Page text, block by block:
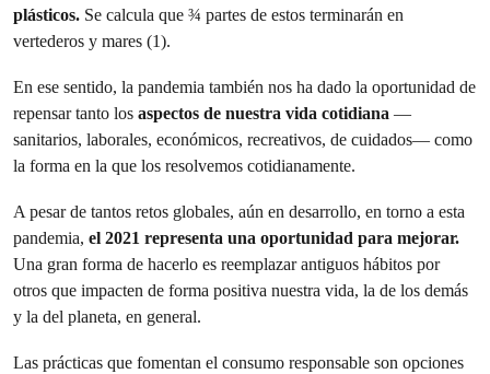
plásticos. Se calcula que ¾ partes de estos terminarán en
vertederos y mares (1).
En ese sentido, la pandemia también nos ha dado la oportunidad de
repensar tanto los aspectos de nuestra vida cotidiana —
sanitarios, laborales, económicos, recreativos, de cuidados— como
la forma en la que los resolvemos cotidianamente.
A pesar de tantos retos globales, aún en desarrollo, en torno a esta
pandemia, el 2021 representa una oportunidad para mejorar.
Una gran forma de hacerlo es reemplazar antiguos hábitos por
otros que impacten de forma positiva nuestra vida, la de los demás
y la del planeta, en general.
Las prácticas que fomentan el consumo responsable son opciones